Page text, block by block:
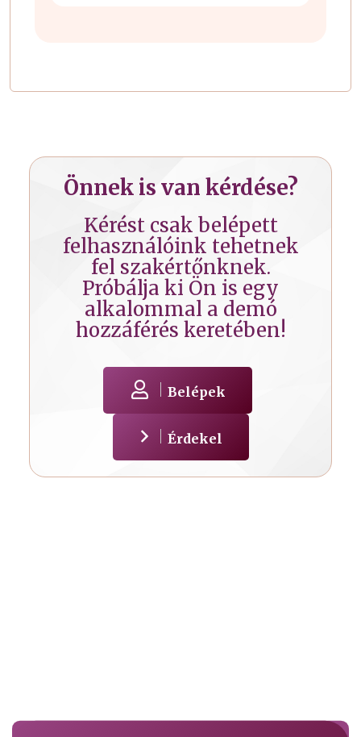
Önnek is van kérdése?
Kérést csak belépett
felhasználóink tehetnek
fel szakértőnknek.
Próbálja ki Ön is egy
alkalommal a demó
hozzáférés keretében!
Belépek
Érdekel